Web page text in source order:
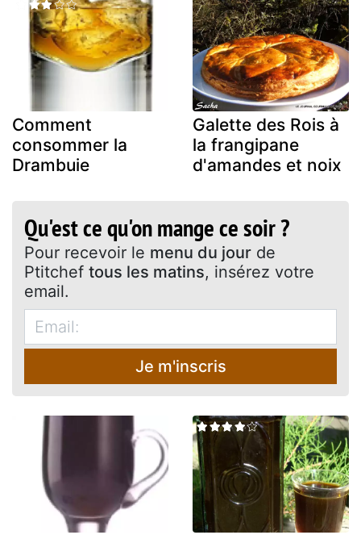
Comment
consommer la
Drambuie
Galette des Rois à
la frangipane
d'amandes et noix
Qu'est ce qu'on mange ce soir ?
Pour recevoir le menu du jour de
Ptitchef tous les matins, insérez votre
email.
Je m'inscris